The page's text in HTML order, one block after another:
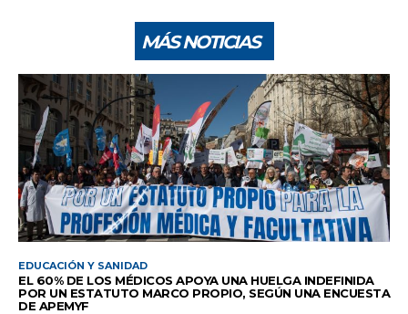
MÁS NOTICIAS
EDUCACIÓN Y SANIDAD
EL 60% DE LOS MÉDICOS APOYA UNA HUELGA INDEFINIDA
POR UN ESTATUTO MARCO PROPIO, SEGÚN UNA ENCUESTA
DE APEMYF